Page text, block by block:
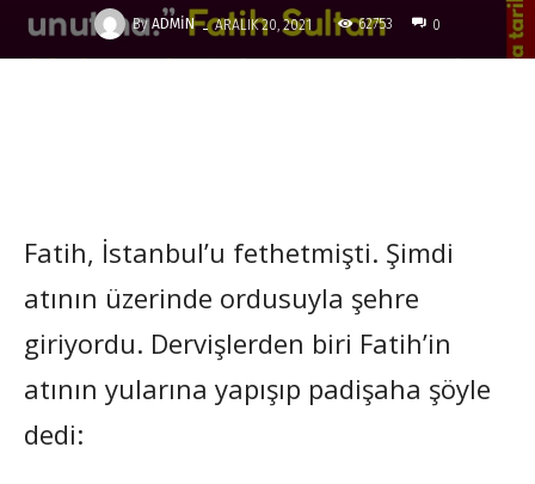
By ADMIN - ARALIK 20, 2021 62753 0
Fatih, İstanbul’u fethetmişti. Şimdi
atının üzerinde ordusuyla şehre
giriyordu. Dervişlerden biri Fatih’in
atının yularına yapışıp padişaha şöyle
dedi: